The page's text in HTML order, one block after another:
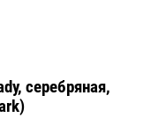
серебряная,